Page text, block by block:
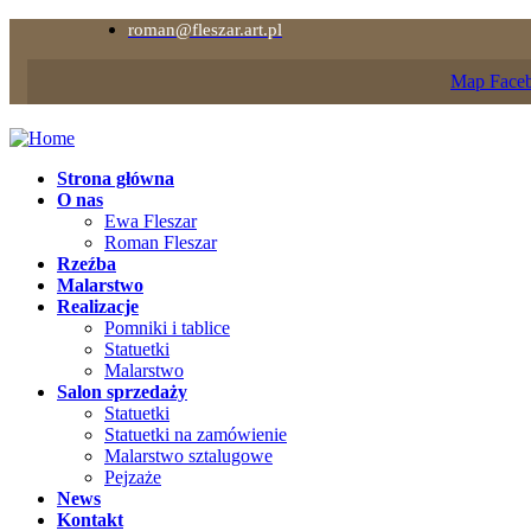
roman@fleszar.art.pl
Map
Strona główna
O nas
Ewa Fleszar
Roman Fleszar
Rzeźba
Malarstwo
Realizacje
Pomniki i tablice
Statuetki
Malarstwo
Salon sprzedaży
Statuetki
Statuetki na zamówienie
Malarstwo sztalugowe
Pejzaże
News
Kontakt